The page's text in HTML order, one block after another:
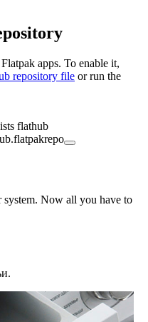
apps. To enable it,
repository file or run the
flathub
system. Now all you have to